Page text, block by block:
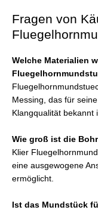
Fragen von
Welche Materialien
Messing, das für
Klangqualität bekannt
Wie groß ist die
Klier
eine ausgewogene
ermöglicht.
Ist das Mundstück